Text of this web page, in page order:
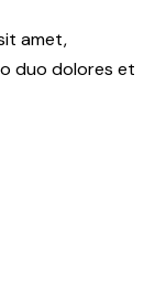
amet,
duo dolores et